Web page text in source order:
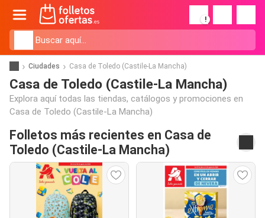
!
Ciudades Casa de Toledo (Castile-La Mancha)
Casa de Toledo (Castile-La Mancha)
Explora aquí todas las tiendas, catálogos y promociones en
Casa de Toledo (Castile-La Mancha)
Folletos más recientes en Casa de
Toledo (Castile-La Mancha)